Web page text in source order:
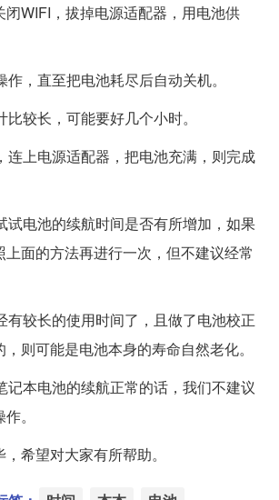
WIFI，拔掉电源适配器，用电池供
，直至把电池耗尽后自动关机。
较长，可能要好几个小时。
连上电源适配器，把电池充满，则完成
试电池的续航时间是否有所增加，如果
面的方法再进行一次，但不建议经常
有较长的使用时间了，且做了电池校正
则可能是电池本身的寿命自然老化。
记本电池的续航正常的话，我们不建议
。
希望对大家有所帮助。